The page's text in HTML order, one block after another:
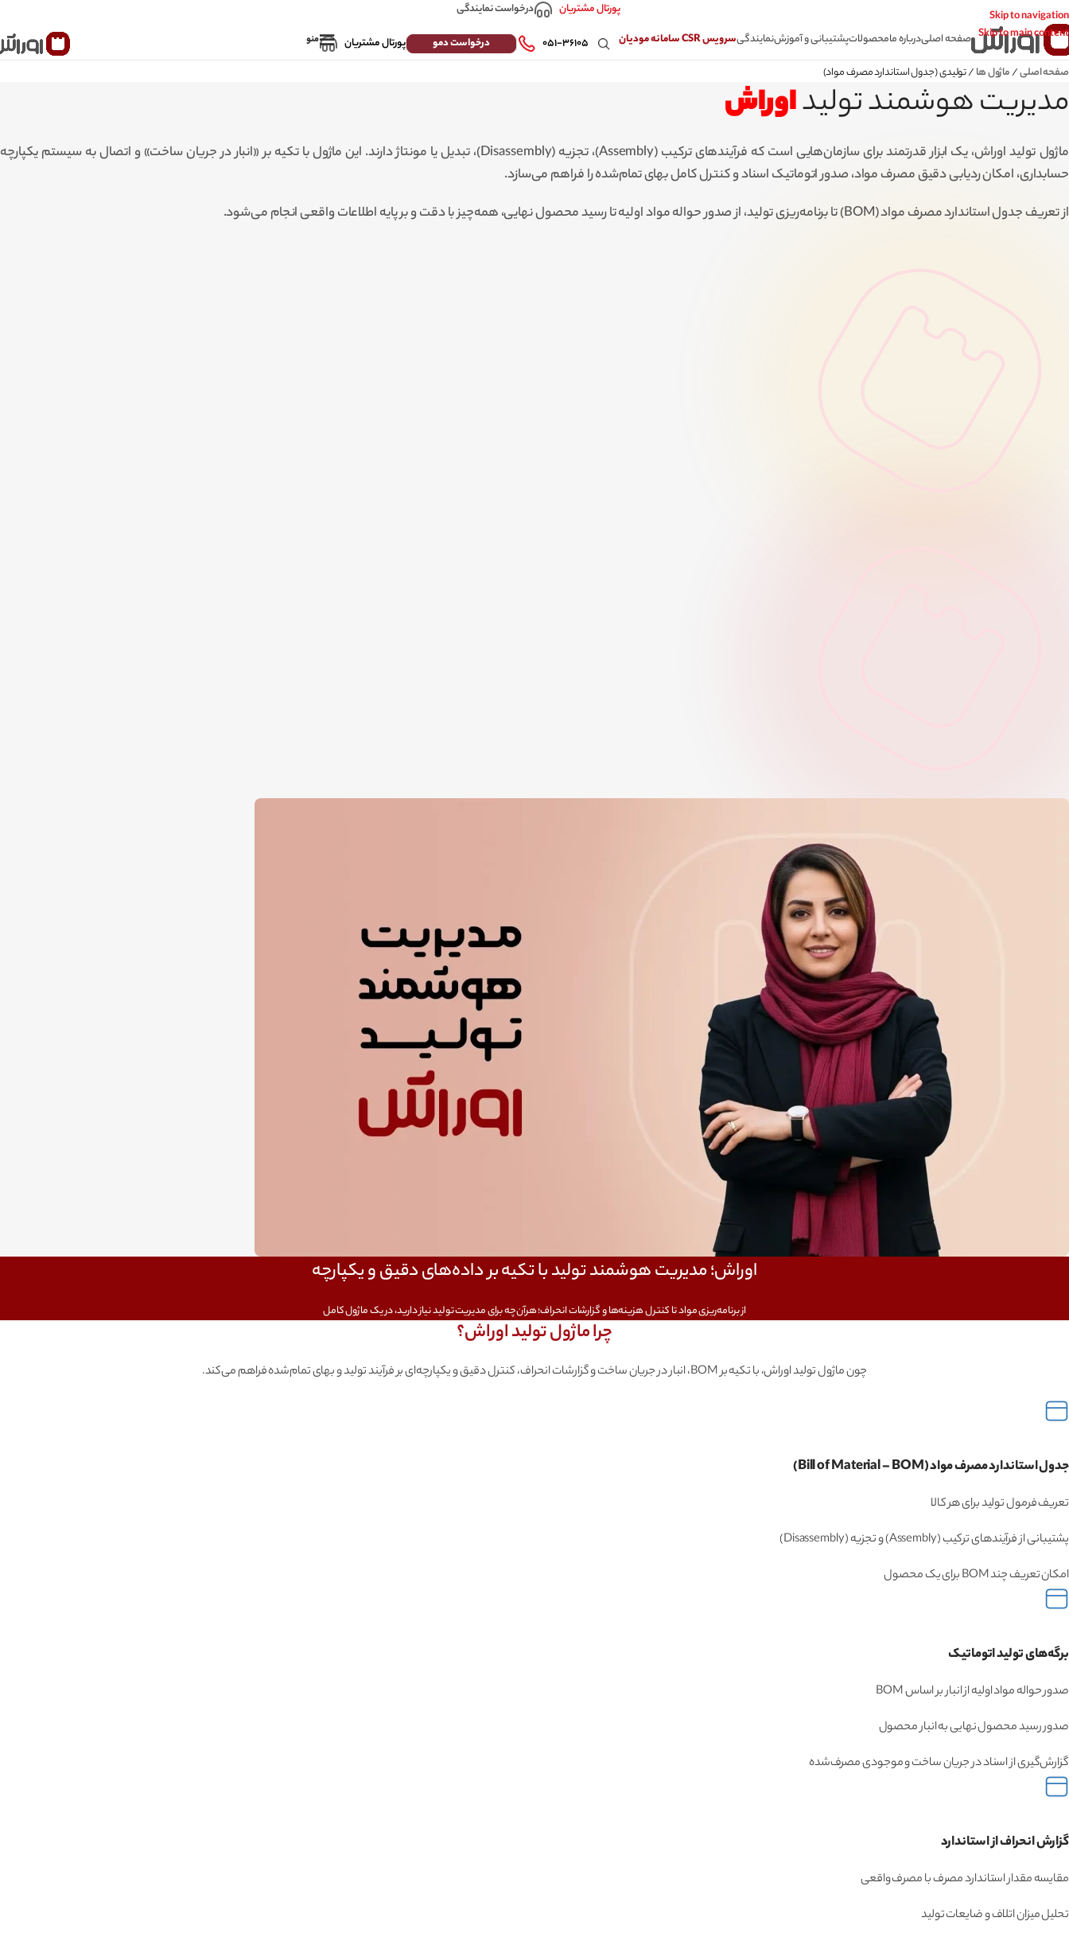
Skip to navigation
Skip to main content
پورتال مشتریان
درخواست نمایندگی
صفحه اصلیدرباره مامحصولاتپشتیبانی و آموزشنمایندگیسرویس CSR سامانه مودیان ۰۵۱-۳۶۱۰۵ درخواست دمو پورتال مشتریان منو
صفحه اصلی/ماژول ها/تولیدی (جدول استاندارد مصرف مواد)
مدیریت هوشمند تولیداوراش
ماژول تولید اوراش، یک ابزار قدرتمند برای سازمان‌هایی است که فرآیندهای ترکیب (Assembly)، تجزیه (Disassembly)، تبدیل یا مونتاژ دارند. این ماژول با تکیه بر «انبار در جریان ساخت» و اتصال به سیستم یکپارچه
حسابداری، امکان ردیابی دقیق مصرف مواد، صدور اتوماتیک اسناد و کنترل کامل بهای تمام‌شده را فراهم می‌سازد.
از تعریف جدول استاندارد مصرف مواد (BOM) تا برنامه‌ریزی تولید، از صدور حواله مواد اولیه تا رسید محصول نهایی، همه‌چیز با دقت و بر پایه اطلاعات واقعی انجام می‌شود.
اوراش؛ مدیریت هوشمند تولید با تکیه بر داده‌های دقیق و یکپارچه
از برنامه‌ریزی مواد تا کنترل هزینه‌ها و گزارشات انحراف؛ هرآن‌چه برای مدیریت تولید نیاز دارید، در یک ماژول کامل
چرا ماژول تولید اوراش؟
چون ماژول تولید اوراش، با تکیه بر BOM، انبار در جریان ساخت و گزارشات انحراف، کنترل دقیق و یکپارچه‌ای بر فرآیند تولید و بهای تمام‌شده فراهم می‌کند.
جدول استاندارد مصرف مواد (Bill of Material – BOM)
تعریف فرمول تولید برای هر کالا
پشتیبانی از فرآیندهای ترکیب (Assembly) و تجزیه (Disassembly)
امکان تعریف چند BOM برای یک محصول
برگه‌های تولید اتوماتیک
صدور حواله مواد اولیه از انبار بر اساس BOM
صدور رسید محصول نهایی به انبار محصول
گزارش‌گیری از اسناد در جریان ساخت و موجودی مصرف‌شده
گزارش انحراف از استاندارد
مقایسه مقدار استاندارد مصرف با مصرف واقعی
تحلیل میزان اتلاف و ضایعات تولید